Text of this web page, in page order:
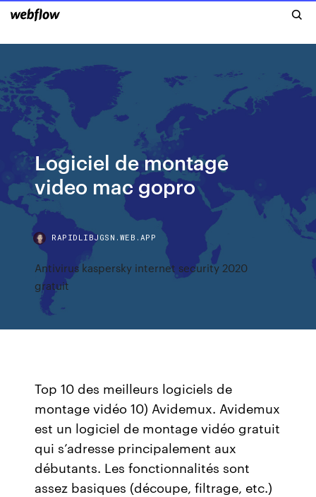
Logiciel de montage
video mac gopro
RAPIDLIBJGSN.WEB.APP
Antivirus kaspersky internet security 2020
gratuit
Top 10 des meilleurs logiciels de
montage vidéo 10) Avidemux. Avidemux
est un logiciel de montage vidéo gratuit
qui s’adresse principalement aux
débutants. Les fonctionnalités sont
assez basiques (découpe, filtrage, etc.)